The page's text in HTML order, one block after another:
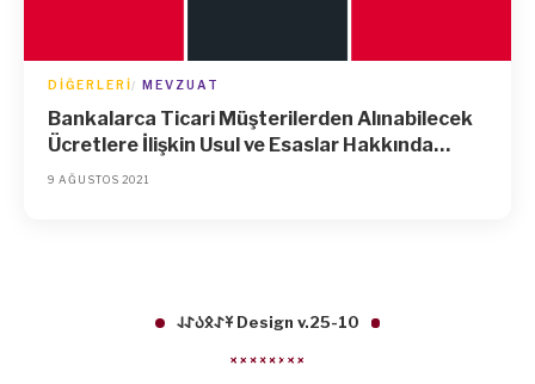
DIĞERLERI MEVZUAT
Bankalarca Ticari Müşterilerden Alınabilecek
Ücretlere İlişkin Usul ve Esaslar Hakkında
Tebliğ (Sayı: 2020/4)’de Değişiklik Yapılmasına
9 AĞUSTOS 2021
𐱁𐰀𐰋𐰉𐰀𐰞 Design v.25-10